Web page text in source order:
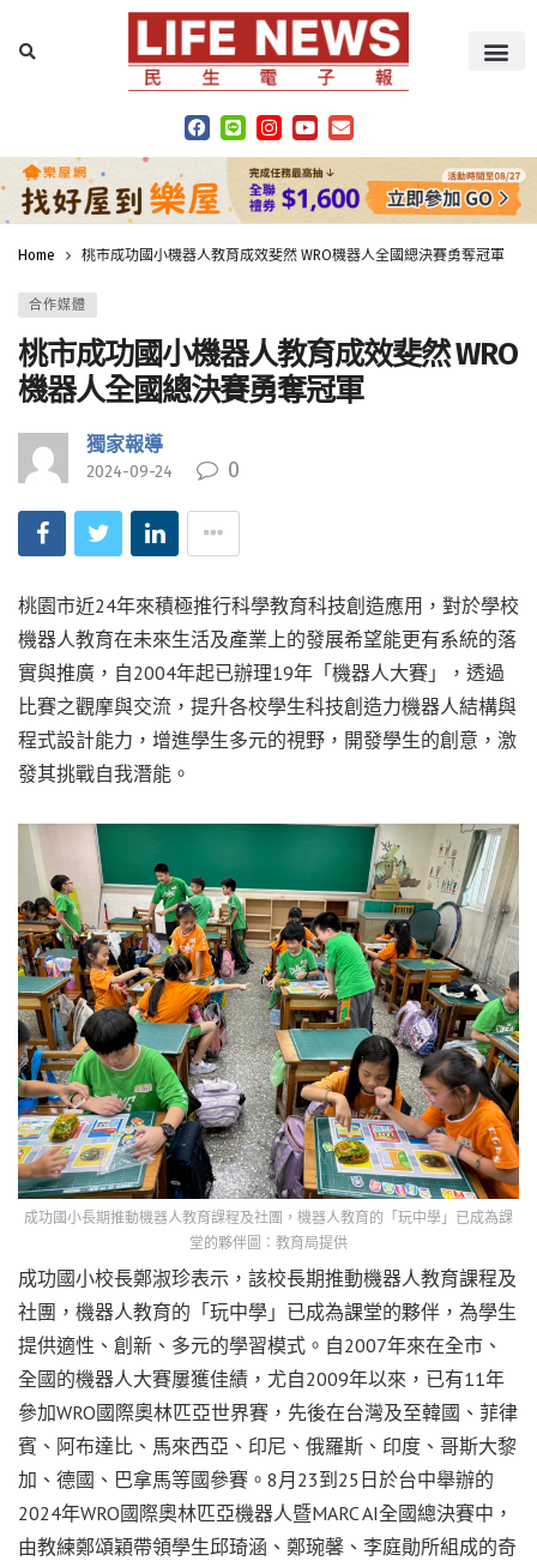
Home 桃市成功國小機器人教育成效斐然 WRO機器人全國總決賽勇奪冠軍
合作媒體
桃市成功國小機器人教育成效斐然 WRO
機器人全國總決賽勇奪冠軍
獨家報導
2024-09-24 0
桃園市近24年來積極推行科學教育科技創造應用，對於學校
機器人教育在未來生活及產業上的發展希望能更有系統的落
實與推廣，自2004年起已辦理19年「機器人大賽」，透過
比賽之觀摩與交流，提升各校學生科技創造力機器人結構與
程式設計能力，增進學生多元的視野，開發學生的創意，激
發其挑戰自我潛能。
成功國小長期推動機器人教育課程及社團，機器人教育的「玩中學」已成為課
堂的夥伴圖：教育局提供
成功國小校長鄭淑珍表示，該校長期推動機器人教育課程及
社團，機器人教育的「玩中學」已成為課堂的夥伴，為學生
提供適性、創新、多元的學習模式。自2007年來在全市、
全國的機器人大賽屢獲佳績，尤自2009年以來，已有11年
參加WRO國際奧林匹亞世界賽，先後在台灣及至韓國、菲律
賓、阿布達比、馬來西亞、印尼、俄羅斯、印度、哥斯大黎
加、德國、巴拿馬等國參賽。8月23到25日於台中舉辦的
2024年WRO國際奧林匹亞機器人暨MARC AI全國總決賽中，
由教練鄭頌穎帶領學生邱琦涵、鄭琬馨、李庭勛所組成的奇